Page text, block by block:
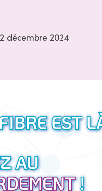
2 décembre 2024